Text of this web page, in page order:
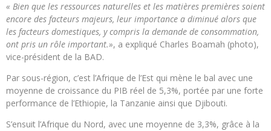
« Bien que les ressources naturelles et les matières premières soient
encore des facteurs majeurs, leur importance a diminué alors que
les facteurs domestiques, y compris la demande de consommation,
ont pris un rôle important.», a expliqué Charles Boamah (photo),
vice-président de la BAD.
Par sous-région, c’est l’Afrique de l’Est qui mène le bal avec une
moyenne de croissance du PIB réel de 5,3%, portée par une forte
performance de l’Ethiopie, la Tanzanie ainsi que Djibouti.
S’ensuit l’Afrique du Nord, avec une moyenne de 3,3%, grâce à la